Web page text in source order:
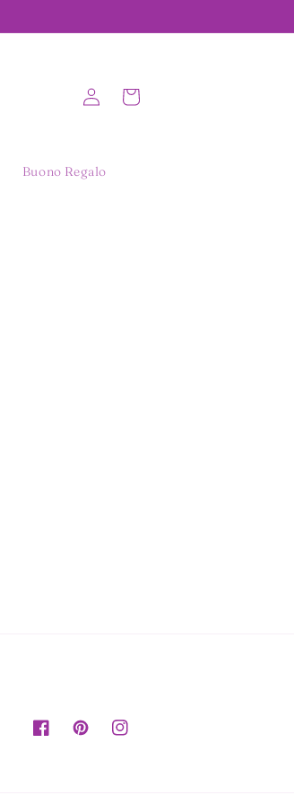
Buono Regalo
Carrello
FacebookPinterestInstagram